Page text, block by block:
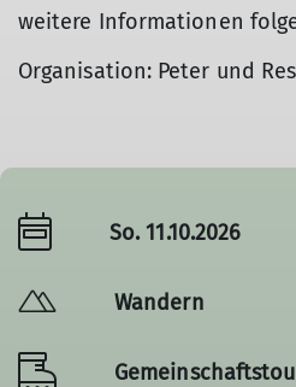
weitere Informationen
Organisation: Peter und
So. 11.10.2026
Wandern